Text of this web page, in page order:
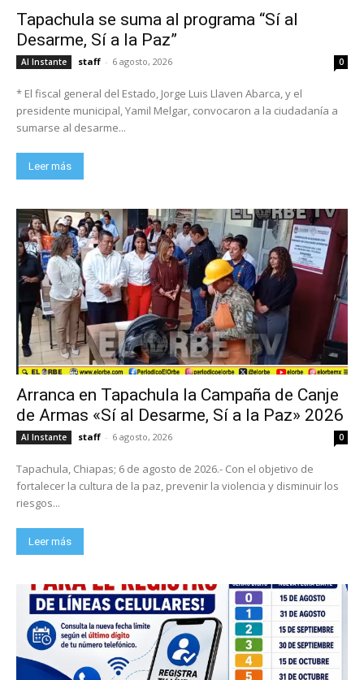
Tapachula se suma al programa “Sí al
Desarme, Sí a la Paz”
Al Instante staff - 6 agosto, 2026 0
* El fiscal general del Estado, Jorge Luis Llaven Abarca, y el
presidente municipal, Yamil Melgar, convocaron a la ciudadanía a
sumarse al desarme...
Leer más
Arranca en Tapachula la Campaña de Canje
de Armas «Sí al Desarme, Sí a la Paz» 2026
Al Instante staff - 6 agosto, 2026 0
Tapachula, Chiapas; 6 de agosto de 2026.- Con el objetivo de
fortalecer la cultura de la paz, prevenir la violencia y disminuir los
riesgos...
Leer más